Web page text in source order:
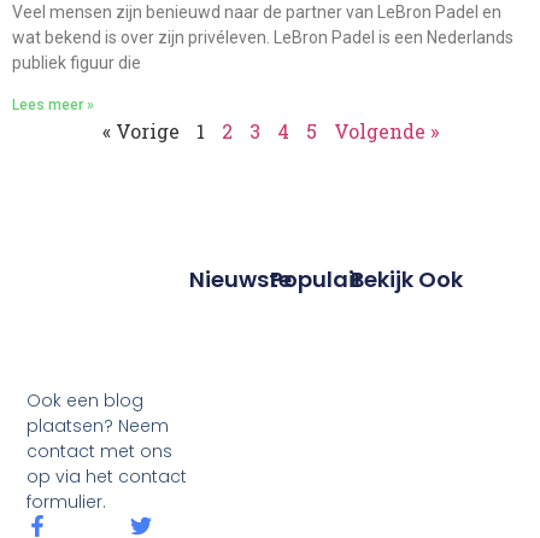
Veel mensen zijn benieuwd naar de partner van LeBron Padel en
wat bekend is over zijn privéleven. LeBron Padel is een Nederlands
publiek figuur die
Lees meer »
« Vorige 1 2 3 4 5 Volgende »
Ook een blog
plaatsen? Neem
contact met ons
op via het contact
formulier.
Populair
Nieuwste Bekijk Ook